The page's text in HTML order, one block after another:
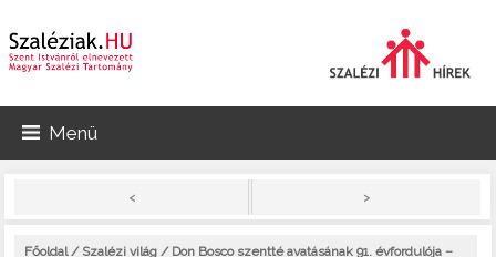
Menü
< >
Főoldal/ Szalézi világ / Don Bosco szentté avatásának 91. évfordulója –